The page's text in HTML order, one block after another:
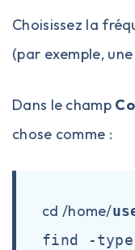
Choisissez la
(par exemple,
Dans le champ
chose comme :
cd /home/
find -type